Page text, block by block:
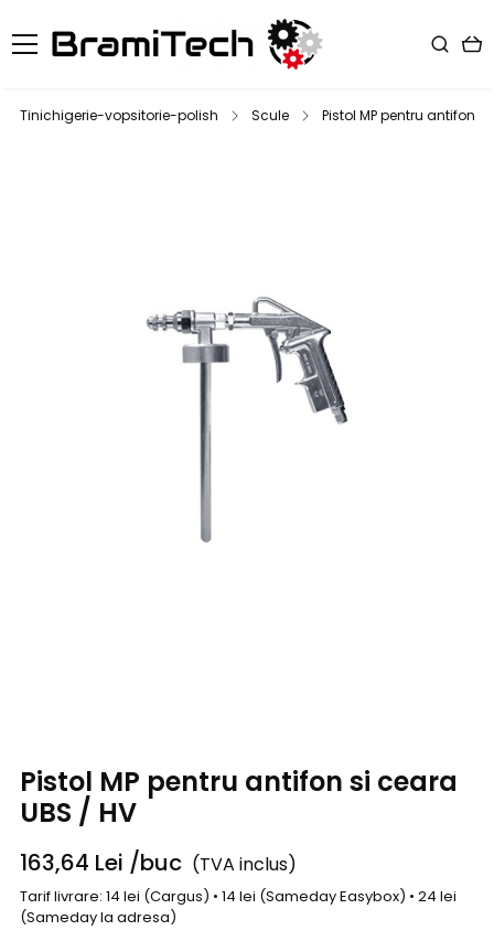
Tinichigerie-vopsitorie-polish Scule Pistol MP pentru antifon
Pistol MP pentru antifon si ceara
UBS / HV
163,64 Lei /buc (TVA inclus)
Tarif livrare: 14 lei (Cargus) • 14 lei (Sameday Easybox) • 24 lei
(Sameday la adresa)